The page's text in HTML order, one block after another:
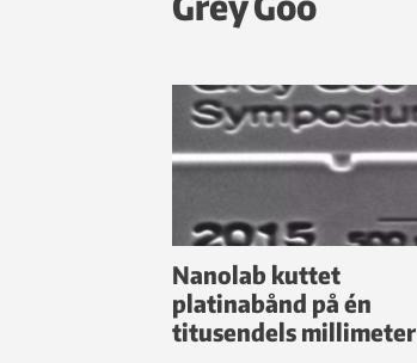
Nanolab kuttet
platinabånd på én
titusendels millimeter